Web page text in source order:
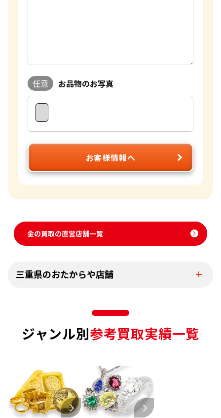
ができるように心がけております。私共はお品物だけではなく
お客様一人ひとりの思いに寄り添い満足して帰っていただけ
るように丁寧な説明を致します。誠心誠意対応させていただき
ますので、是非おたからやのご利用をお待ちしております。
任意 お品物のお写真
お客様情報へ
金の買取の直営店舗一覧
三重県のおたからや店舗
ジャンル別参考買取実績一覧